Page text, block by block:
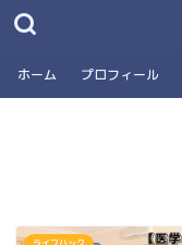
ホーム プロフィール